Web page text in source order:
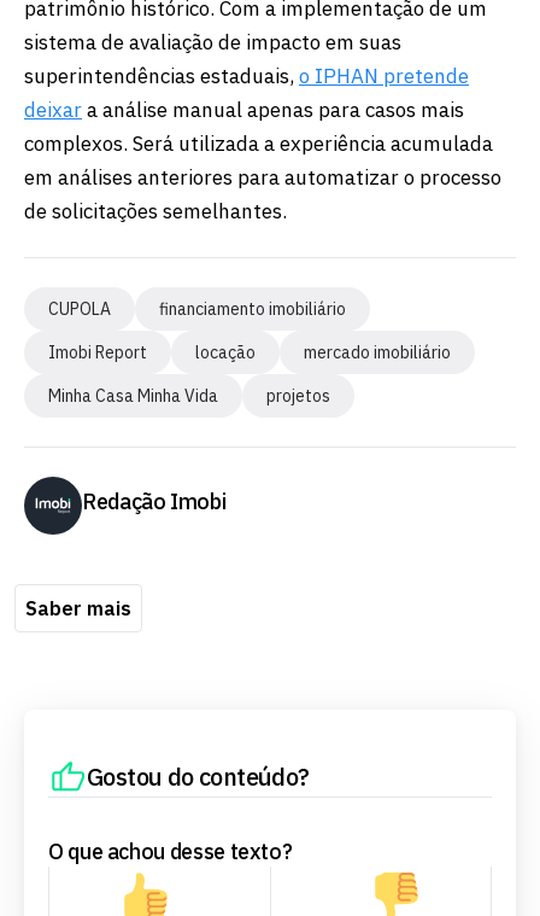
patrimônio histórico. Com a implementação de um
sistema de avaliação de impacto em suas
superintendências estaduais,o IPHAN pretende
deixara análise manual apenas para casos mais
complexos. Será utilizada a experiência acumulada
em análises anteriores para automatizar o processo
de solicitações semelhantes.
CUPOLA
financiamento imobiliário
Imobi Report
locação
mercado imobiliário
Minha Casa Minha Vida
projetos
Redação Imobi
Saber mais
Gostou do conteúdo?
O que achou desse texto?